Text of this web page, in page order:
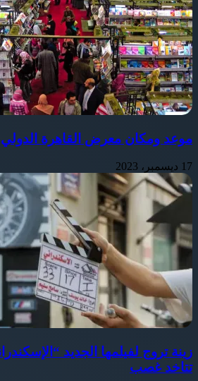
موعد ومكان معرض القاهرة الدولي
17 ديسمبر، 2023
زينة تروج لفيلمها الجديد
تتاخد غصب